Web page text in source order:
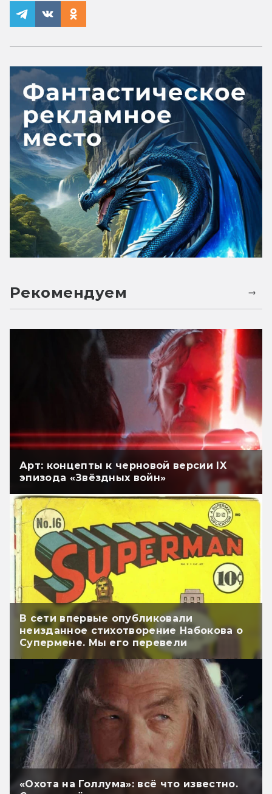
Рекомендуем
Арт: концепты к черновой версии IX
эпизода «Звёздных войн»
В сети впервые опубликовали
неизданное стихотворение Набокова о
Супермене. Мы его перевели
«Охота на Голлума»: всё что известно.